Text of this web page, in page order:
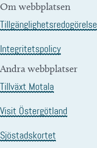
Om webbplatsen
Tillgänglighetsredogörelse
Integritetspolicy
Andra webbplatser
Tillväxt Motala
Visit Östergötland
Sjöstadskortet